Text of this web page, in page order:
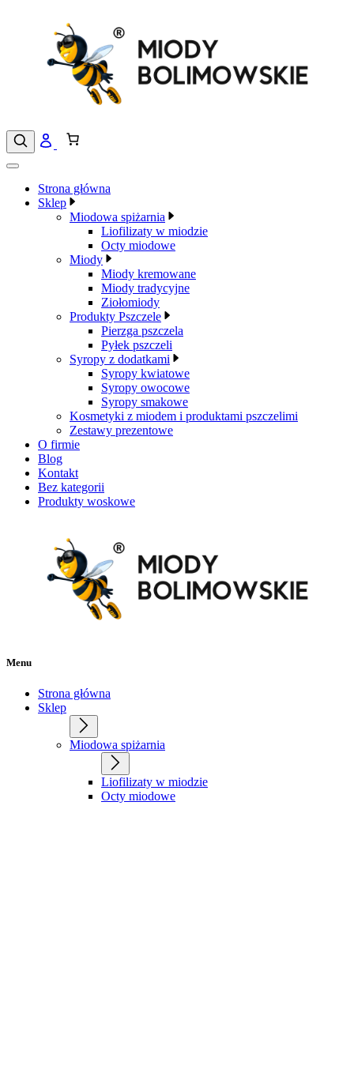
Strona główna
Sklep
Miodowa spiżarnia
Liofilizaty w miodzie
Octy miodowe
Miody
Miody kremowane
Miody tradycyjne
Ziołomiody
Produkty Pszczele
Pierzga pszczela
Pyłek pszczeli
Syropy z dodatkami
Syropy kwiatowe
Syropy owocowe
Syropy smakowe
Kosmetyki z miodem i produktami pszczelimi
Zestawy prezentowe
O firmie
Blog
Kontakt
Bez kategorii
Produkty woskowe
Menu
Strona główna
Sklep
Miodowa spiżarnia
Liofilizaty w miodzie
Octy miodowe